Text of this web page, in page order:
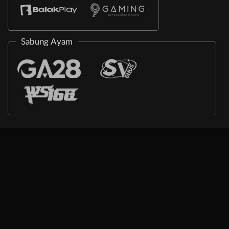
Sabung Ayam